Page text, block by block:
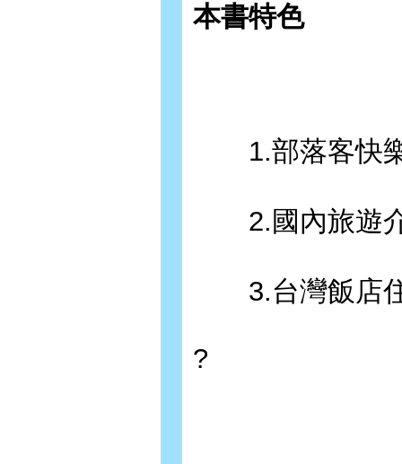
本書特色
1.部落客快樂
2.國內旅遊
3.台灣飯店
?